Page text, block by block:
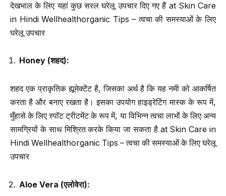
देखभाल के लिए यहां कुछ सरल घरेलू उपचार दिए गए हैं at Skin Care
in Hindi Wellhealthorganic Tips – त्वचा की समस्याओं के लिए
घरेलू उपचार
Honey (शहद):
शहद एक प्राकृतिक ह्यूमेक्टेंट है, जिसका अर्थ है कि यह नमी को आकर्षित
करता है और बनाए रखता है। इसका उपयोग हाइड्रेटिंग मास्क के रूप में,
मुँहासे के लिए स्पॉट ट्रीटमेंट के रूप में, या विभिन्न त्वचा लाभों के लिए अन्य
सामग्रियों के साथ मिश्रित करके किया जा सकता है at Skin Care in
Hindi Wellhealthorganic Tips – त्वचा की समस्याओं के लिए घरेलू
उपचार
Aloe Vera (एलोवेरा):